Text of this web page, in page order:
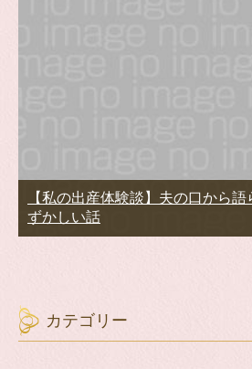
【私の出産体験談】夫の口から
ずかしい話
カテゴリー